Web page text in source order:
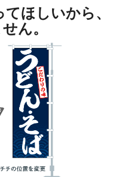
ほしいから、
ん。